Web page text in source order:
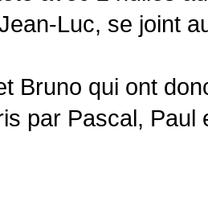
Luc, se joint
Bruno qui ont
par Pascal,